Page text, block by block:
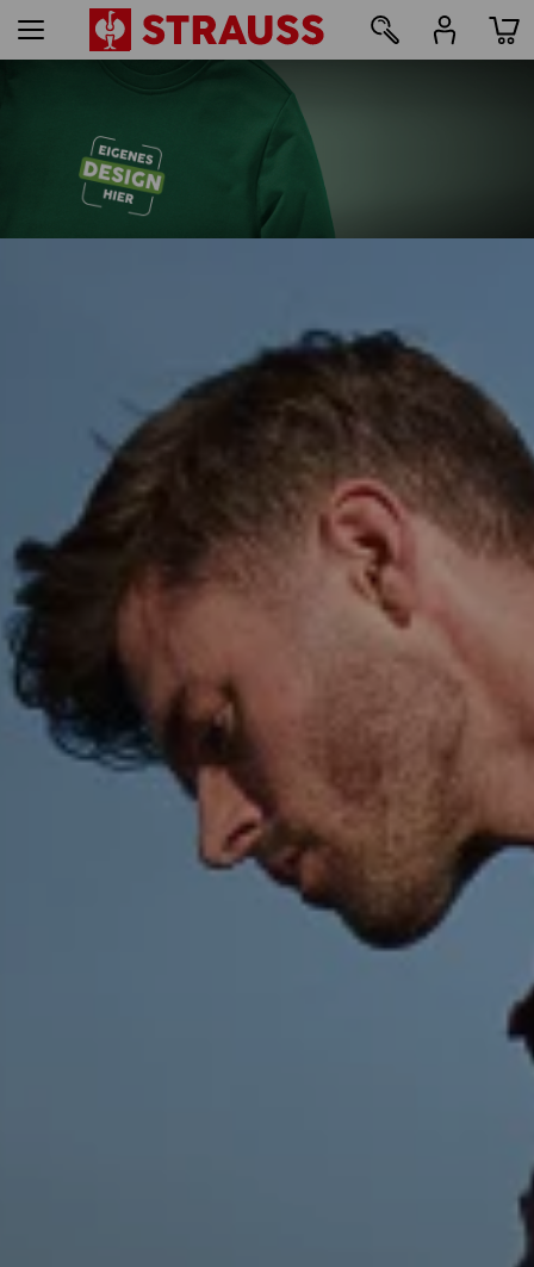
mehr erfahren